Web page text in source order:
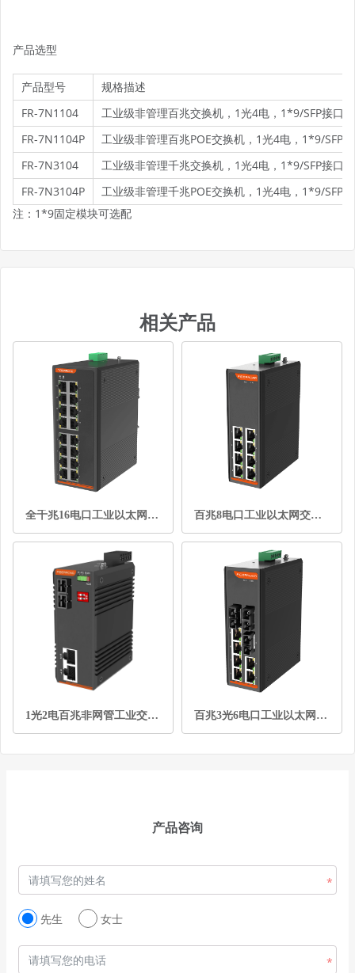
产品选型
产品型号
规格描述
FR-7N1104
工业级非管理百兆交换机，1光4电，1*9/SFP接口
FR-7N1104P
工业级非管理百兆POE交换机，1光4电，1*9/SFP
FR-7N3104
工业级非管理千兆交换机，1光4电，1*9/SFP接口
FR-7N3104P
工业级非管理千兆POE交换机，1光4电，1*9/SFP
注：1*9固定模块可选配
相关产品
全千兆16电口工业以太网交换机 百兆8电口工业以太网交换机
1光2电百兆非网管工业交换机 百兆3光6电口工业以太网交换机
产品咨询
先生 女士